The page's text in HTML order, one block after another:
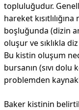
topluluğudur.
hareket
boşluğunda (dizin
oluşur ve sıklıkla
Bu kistin oluşum
bursanın (sıvı
problemden
Baker kistinin